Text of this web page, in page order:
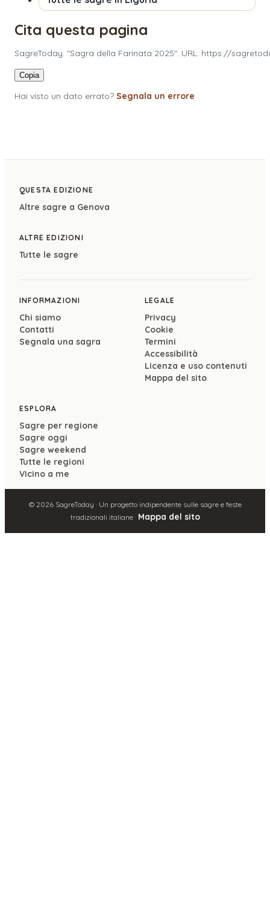
Cita questa pagina
SagreToday. "Sagra della Farinata 2025". URL: https://
Copia
Hai visto un dato errato? Segnala un errore
QUESTA EDIZIONE
Altre sagre a Genova
ALTRE EDIZIONI
Tutte le sagre
INFORMAZIONI
Chi siamo
Contatti
Segnala una sagra
LEGALE
Privacy
Cookie
Termini
Accessibilità
Licenza e uso contenuti
Mappa del sito
ESPLORA
Sagre per regione
Sagre oggi
Sagre weekend
Tutte le regioni
Vicino a me
© 2026SagreToday · Un progetto indipendente sulle sagre e feste
tradizionali italiane · Mappa del sito